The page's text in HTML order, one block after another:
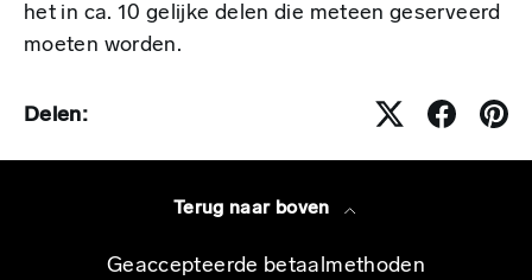
het in ca. 10 gelijke delen die meteen geserveerd
moeten worden.
Delen:
Terug naar boven
Geaccepteerde betaalmethoden